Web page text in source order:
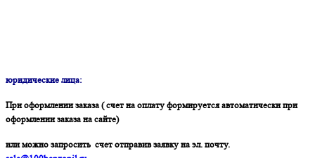
юридические лица:
При оформлении заказа ( счет на оплату формируется автоматически при
оформлении заказа на сайте)
или можно запросить счет отправив заявку на эл. почту.